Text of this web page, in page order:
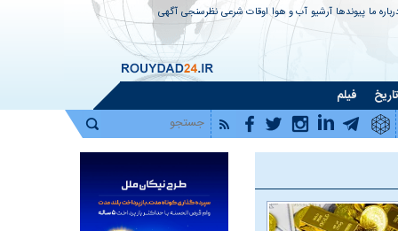
ما پیوندها آرشیو آب و هوا اوقات شرعی نظرسنجی آگهی
تاریخ فیلم